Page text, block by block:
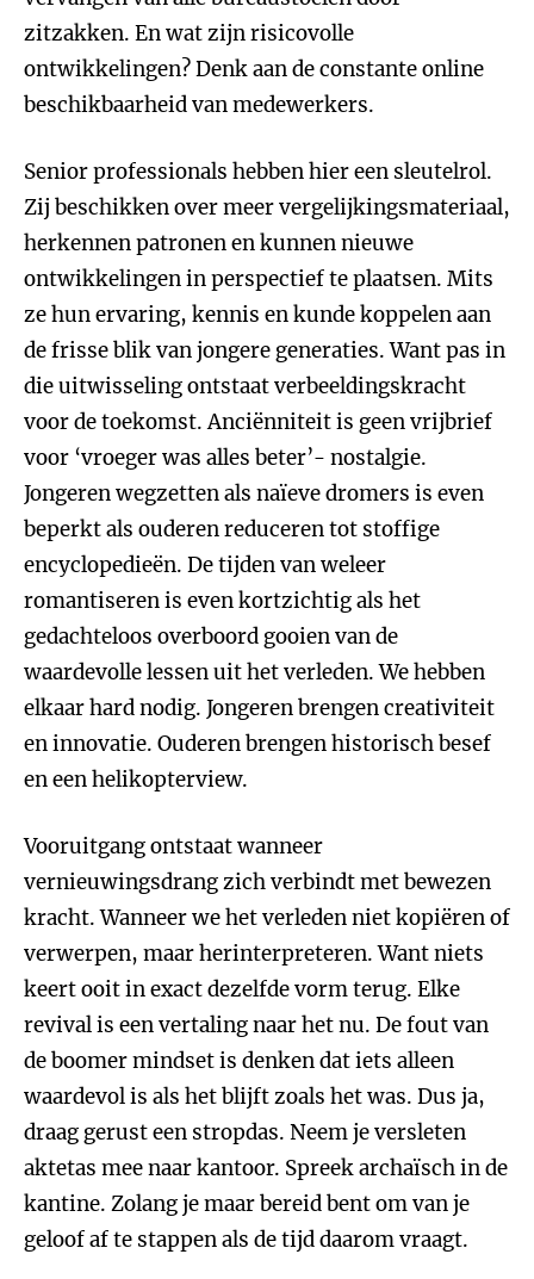
zitzakken. En wat zijn risicovolle
ontwikkelingen? Denk aan de constante online
beschikbaarheid van medewerkers.
Senior professionals hebben hier een sleutelrol.
Zij beschikken over meer vergelijkingsmateriaal,
herkennen patronen en kunnen nieuwe
ontwikkelingen in perspectief te plaatsen. Mits
ze hun ervaring, kennis en kunde koppelen aan
de frisse blik van jongere generaties. Want pas in
die uitwisseling ontstaat verbeeldingskracht
voor de toekomst. Anciënniteit is geen vrijbrief
voor ‘vroeger was alles beter’- nostalgie.
Jongeren wegzetten als naïeve dromers is even
beperkt als ouderen reduceren tot stoffige
encyclopedieën. De tijden van weleer
romantiseren is even kortzichtig als het
gedachteloos overboord gooien van de
waardevolle lessen uit het verleden. We hebben
elkaar hard nodig. Jongeren brengen creativiteit
en innovatie. Ouderen brengen historisch besef
en een helikopterview.
Vooruitgang ontstaat wanneer
vernieuwingsdrang zich verbindt met bewezen
kracht. Wanneer we het verleden niet kopiëren of
verwerpen, maar herinterpreteren. Want niets
keert ooit in exact dezelfde vorm terug. Elke
revival is een vertaling naar het nu. De fout van
de boomer mindset is denken dat iets alleen
waardevol is als het blijft zoals het was. Dus ja,
draag gerust een stropdas. Neem je versleten
aktetas mee naar kantoor. Spreek archaïsch in de
kantine. Zolang je maar bereid bent om van je
geloof af te stappen als de tijd daarom vraagt.